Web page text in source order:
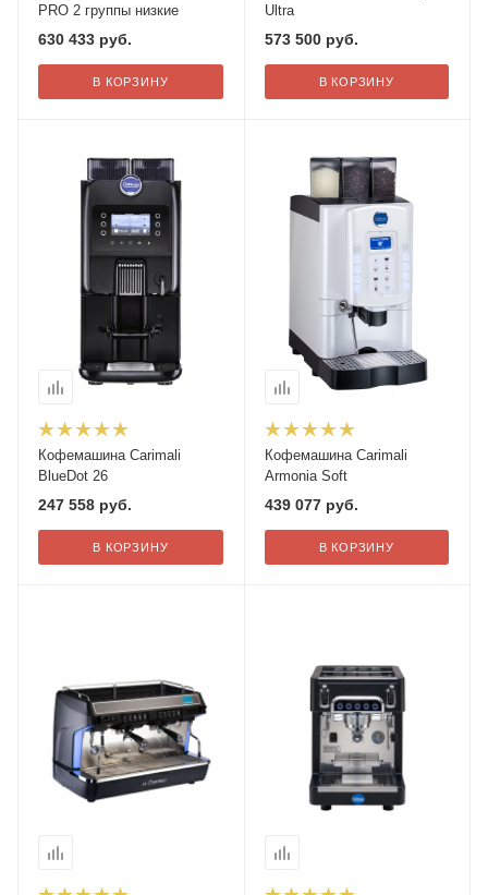
PRO 2 группы низкие
630 433 руб.
В КОРЗИНУ
Ultra
573 500руб.
В КОРЗИНУ
Кофемашина Carimali
BlueDot 26
247 558 руб.
В КОРЗИНУ
Кофемашина Carimali
Armonia Soft
439 077руб.
В КОРЗИНУ